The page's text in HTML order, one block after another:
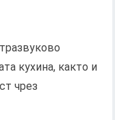
кухина, както и
чрез